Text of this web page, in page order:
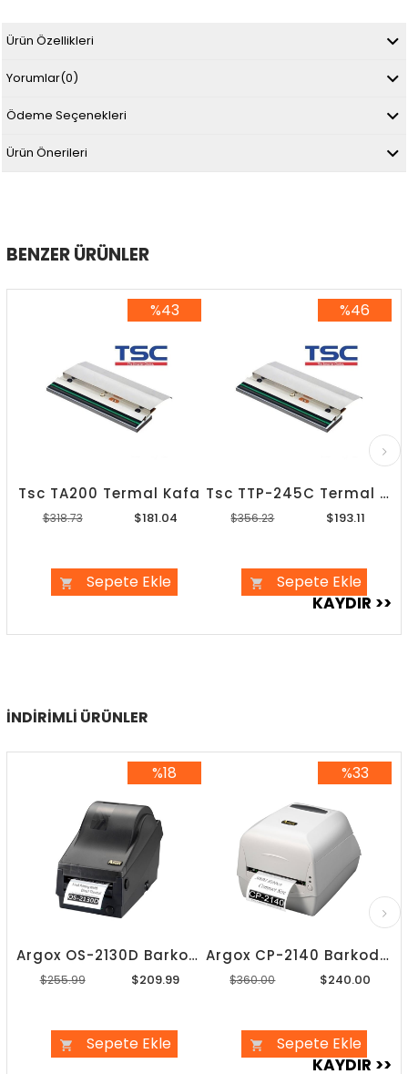
Ürün Özellikleri
Yorumlar(0)
Ödeme Seçenekleri
Ürün Önerileri
BENZER ÜRÜNLER
Tsc TA200 Termal Kafa
$181.04
$318.73
Sepete Ekle
%43
Tsc TTP-245C Termal Kafa
$193.11
$356.23
Sepete Ekle
%46
İNDIRIMLI ÜRÜNLER
Argox OS-2130D Barkod Yazıcı
$209.99
$255.99
Sepete Ekle
%18
Argox CP-2140 Barkod Yazıcı
$240.00
$360.00
Sepete Ekle
%33